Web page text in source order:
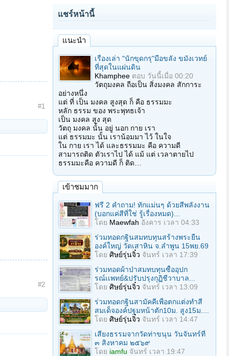
#1
#2
แชร์หน้านี้
แนะนำ
เรื่องเล่า "นักขุดกรุ"มือขลัง ขมังเวทย์
ที่สุดในแผ่นดิน
Khamphee ตอบ วันนี้เมื่อ 00:20
วัตถุมงคล ถือเป็น สิ่งมงคล สักการะ
อย่างหนึ่ง
แต่ ที่ เป็น มงคล สูงสุด ก็ คือ ธรรมมะ
หลัก ธรรม ของ พระพุทธเจ้า
เป็น มงคล สูง สุด
วัตถุ มงคล นั้น อยู่ นอก กาย เรา
แต่ ธรรมมะ นั้น เราน้อมมา ไว้ ในใจ
ใน กาย เรา ได้ และธรรมมะ คือ ความดี
สามารถติด ตัวเราไป ได้ แม้ แต่ เวลาตายไป
ธรรมมะคือ ความดี ก็ ติด…
เข้าชมมาก
ฟรี 2 คำถาม! ทักแม่นๆ ด้วยสีพลังงาน
(บอกแค่สีที่ใช่ รู้เรื่องหมด)...
โดย Maewfah อังคาร เวลา 04:33
ร่วมทอดกฐินสมทบทุนสร้างพระยืน
องค์ใหญ่ วัดเสาหิน จ.ลําพูน 15พย.69
โดย ศิษย์รุ่นจิ๋ว จันทร์ เวลา 17:39
ร่วมทอดผ้าป่าสมทบทุนซื้ออุปก
รณ์เเพทย์&ปรับปรุงกุฏิชีวาบาล...
โดย ศิษย์รุ่นจิ๋ว จันทร์ เวลา 13:09
ร่วมทอดกฐินสามัคคีเพื่อตกแต่งทำสี
สมเด็จองค์ปฐมหน้าตัก10ม. สูง15ม....
โดย ศิษย์รุ่นจิ๋ว จันทร์ เวลา 14:47
เสียงธรรมจากวัดท่าขนุน วันจันทร์ที่
๓ สิงหาคม ๒๕๖๙
โดย iamfu จันทร์ เวลา 19:47